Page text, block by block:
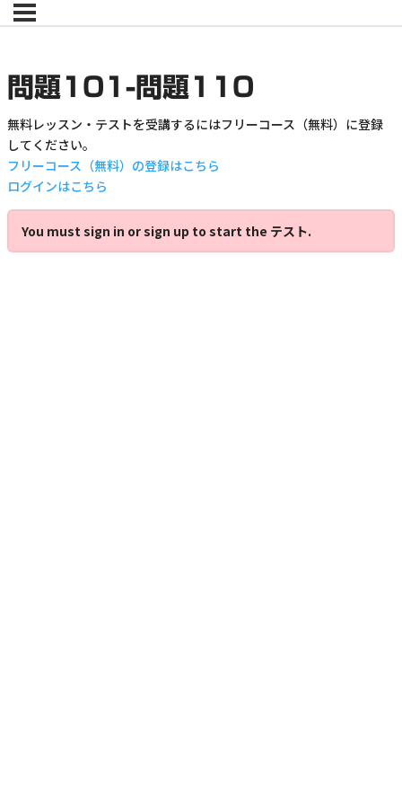
問題101-問題110
無料レッスン・テストを受講するにはフリーコース（無料）に登録
してください。
フリーコース（無料）の登録はこちら
ログインはこちら
You must sign in or sign up to start the テスト.